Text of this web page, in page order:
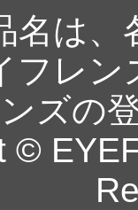
は、
フレ
ンズの
©